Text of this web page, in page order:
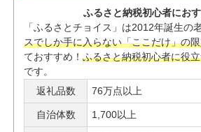
ふるさと納税初心者におす
「ふるさとチョイス」は2012年誕生の
スでしか手に入らない「ここだけ」の
ておすすめ！ふるさと納税初心者に役
です。
返礼品数
76万点以上
自治体数 1,700以上